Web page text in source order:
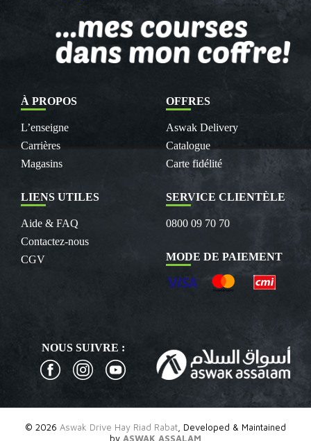
À PROPOS
L’enseigne
Carrières
Magasins
OFFRES
Aswak Delivery
Catalogue
Carte fidélité
LIENS UTILES
Aide & FAQ
Contactez-nous
CGV
SERVICE CLIENTÈLE
0800 09 70 70
MODE DE PAIEMENT
NOUS SUIVRE :
© 2026 Aswak Drive Hay Riad Rabat , Developed & Maintained
by ASWAK ASSALAM